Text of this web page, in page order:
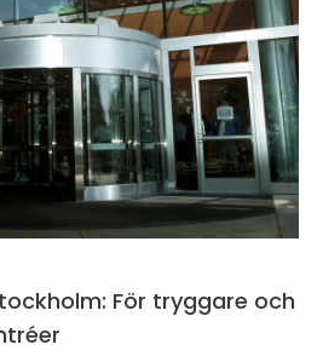
För tryggare och